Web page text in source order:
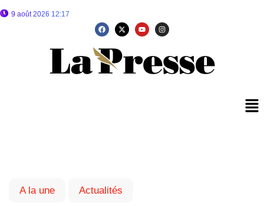
9 août 2026 12:17
A la une Actualités